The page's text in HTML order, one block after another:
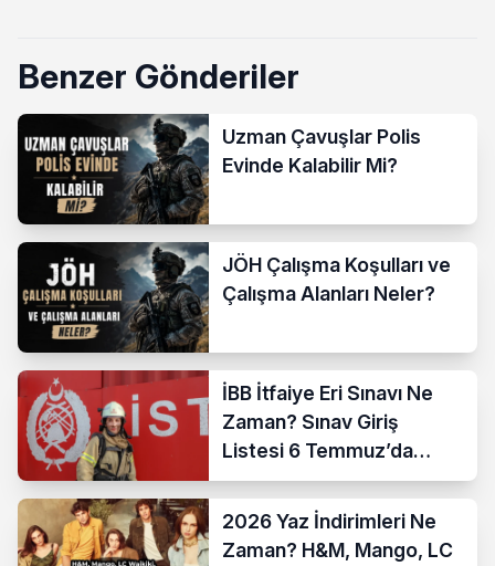
Benzer Gönderiler
Uzman Çavuşlar Polis
Evinde Kalabilir Mi?
JÖH Çalışma Koşulları ve
Çalışma Alanları Neler?
İBB İtfaiye Eri Sınavı Ne
Zaman? Sınav Giriş
Listesi 6 Temmuz’da
Açıklanıyor
2026 Yaz İndirimleri Ne
Zaman? H&M, Mango, LC